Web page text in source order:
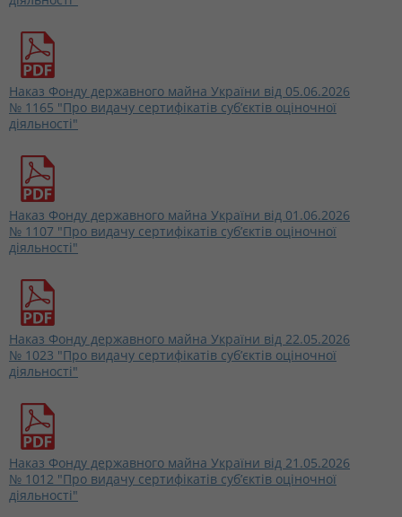
Наказ Фонду державного майна України від 05.06.2026
№ 1165 "Про видачу сертифікатів суб’єктів оціночної
діяльності"
Наказ Фонду державного майна України від 01.06.2026
№ 1107 "Про видачу сертифікатів суб’єктів оціночної
діяльності"
Наказ Фонду державного майна України від 22.05.2026
№ 1023 "Про видачу сертифікатів суб’єктів оціночної
діяльності"
Наказ Фонду державного майна України від 21.05.2026
№ 1012 "Про видачу сертифікатів суб’єктів оціночної
діяльності"